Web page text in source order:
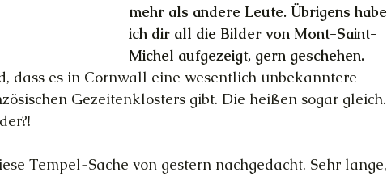
mehr als andere Leute. Übrigens habe
ich dir all die Bilder von Mont-Saint-
Michel aufgezeigt, gern geschehen.
dass es in Cornwall eine wesentlich unbekanntere
Gezeitenklosters gibt. Die heißen sogar gleich.
Tempel-Sache von gestern nachgedacht. Sehr lange,